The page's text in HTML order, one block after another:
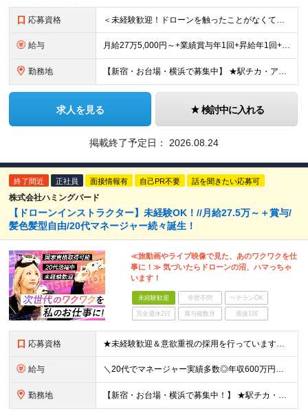
応募資格 ＜未経験歓迎！ドローンを触ったことがなくて不安という方もまずはご応募ください！＞ ◆高卒以上 ◆要普通自動車免許（AT限定可） ◆35歳までの方（若手層の長期キャリア形成のため） ＼下記に当てはま
給与 月給27万5,000円～+業績賞与年1回+昇給年1回+交通費支給 ※固定残業代（6万1659円/40h分）を含みます。超過分は別途支給 ※試用期間3ヶ月あり（待遇・条件面の差異はありません）
勤務地 【新宿・お台場・横浜で募集中】 ★駅チカ・アクセス良好・屋内勤務 【お台場本校】 東京都港区台場1-7-1 アクアシティお台場3F 【新宿校】 東京都新宿区新宿5-16-4 新宿マルイ メン6F
求人を見る 検討中に入れる
掲載終了予定日： 2026.08.24
終了間近 正社員 面接情報有 自己PR不要 話を聞きたい応募可
株式会社ハミングバード
【ドローンインストラクター】未経験OK！//月給27.5万～＋賞与/
髪色髪型自由/20代マネージャー続々誕生！
≪旅動画やライブ映像で見た、あのワクワクを仕
事に！≫ 気づいたらドローンの沼、ハマっちゃ
います！
未経験歓迎 学歴不問 ベテランOK
完全週休2日 賞与複数月 面接1回
応募資格 ★未経験歓迎＆意欲重視の採用を行っています★ ◆高卒以上 ◆要普通自動車免許（AT限定可） ◆35歳までの方（若手層の長期キャリア形成のため） ≪こんな方は大歓迎≫ ・ドローンに興味がある ・旅行
給与 ＼20代でマネージャー実績多数◎年収600万円も可能！／ 月給27万5,000円～+業績賞与年1回+昇給年1回+交通費支給 ※固定残業代（6万1659円/40h分）を含みます。超過分は別途支給 ※
勤務地 【新宿・お台場・横浜で募集中！】 ★駅チカ・アクセス良好・屋内勤務★ 【お台場本校】 東京都港区台場1-7-1 アクアシティお台場3F 【新宿校】 東京都新宿区新宿5-16-4 新宿マルイ メン6